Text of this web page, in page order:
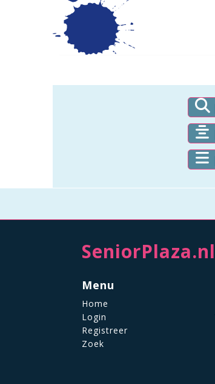
SeniorPlaza.nl
Menu
Home
Login
Registreer
Zoek